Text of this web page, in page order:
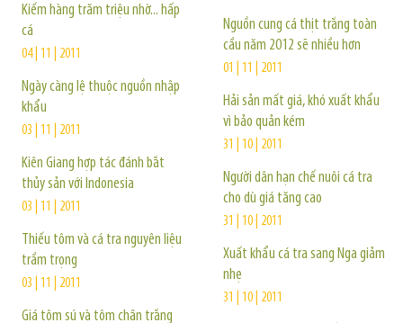
Kiếm hàng trăm triệu nhờ... hấp
cá
04 | 11 | 2011
Ngày càng lệ thuộc nguồn nhập
khẩu
03 | 11 | 2011
Kiên Giang hợp tác đánh bắt
thủy sản với Indonesia
03 | 11 | 2011
Thiếu tôm và cá tra nguyên liệu
trầm trọng
03 | 11 | 2011
Giá tôm sú và tôm chân trắng
Nguồn cung cá thịt trắng toàn
cầu năm 2012 sẽ nhiều hơn
01 | 11 | 2011
Hải sản mất giá, khó xuất khẩu
vì bảo quản kém
31 | 10 | 2011
Người dân hạn chế nuôi cá tra
cho dù giá tăng cao
31 | 10 | 2011
Xuất khẩu cá tra sang Nga giảm
nhẹ
31 | 10 | 2011